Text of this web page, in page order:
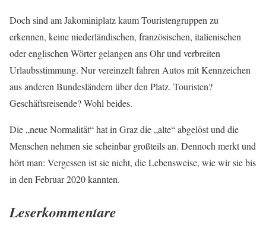
Doch sind am Jakominiplatz kaum Touristengruppen zu
erkennen, keine niederländischen, französischen, italienischen
oder englischen Wörter gelangen ans Ohr und verbreiten
Urlaubsstimmung. Nur vereinzelt fahren Autos mit Kennzeichen
aus anderen Bundesländern über den Platz. Touristen?
Geschäftsreisende? Wohl beides.
Die „neue Normalität“ hat in Graz die „alte“ abgelöst und die
Menschen nehmen sie scheinbar großteils an. Dennoch merkt und
hört man: Vergessen ist sie nicht, die Lebensweise, wie wir sie bis
in den Februar 2020 kannten.
Leserkommentare